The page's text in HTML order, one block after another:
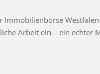
Arbeit ein – ein echter